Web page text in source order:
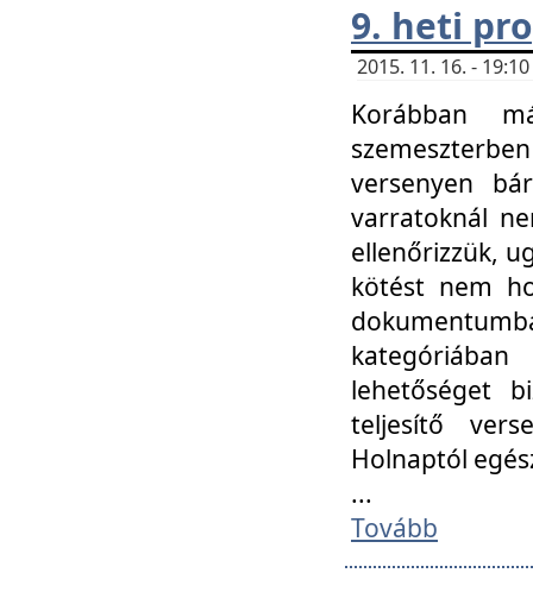
9. heti
2015. 11. 16. -
Korábban
versenyen
varratoknál
ellenőrizzük,
kötést nem
lehetőséget
teljesítő
Holnaptól
...
Tovább